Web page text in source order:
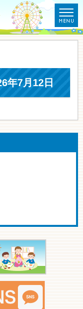
年7月12日